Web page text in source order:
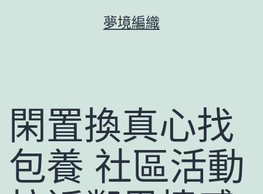
夢境編織
閑置換真心找
包養 社區活動